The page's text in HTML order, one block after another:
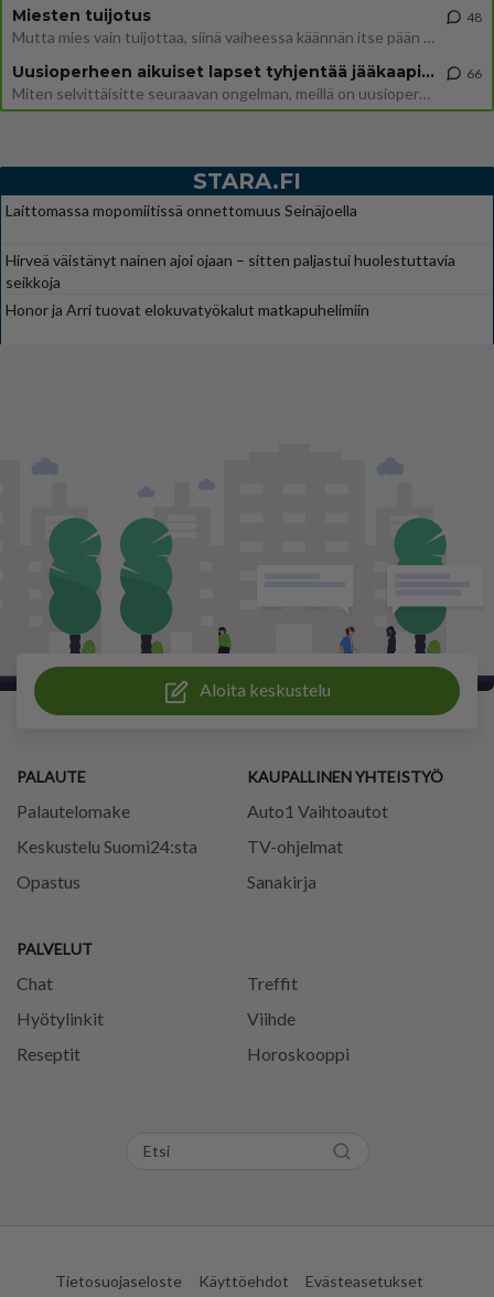
Miesten tuijotus
Mutta mies vain tuijottaa, siinä vaiheessa käännän itse pään pois. Mikä juttu? Yleensä jos joku tuijottaa tai katsoo, hä
48
Uusioperheen aikuiset lapset tyhjentää jääkaapin käydessään
Miten selvittäisitte seuraavan ongelman, meillä on uusioperhe, minulla teini-ikäiset lapset ja puolisolla aikuiset, jotk
66
STARA.FI
Laittomassa mopomiitissä onnettomuus Seinäjoella
Hirveä väistänyt nainen ajoi ojaan – sitten paljastui huolestuttavia
seikkoja
Honor ja Arri tuovat elokuvatyökalut matkapuhelimiin
Aloita keskustelu
PALAUTE
Palautelomake
Keskustelu Suomi24:sta
Opastus
PALVELUT
Chat
Treffit
Hyötylinkit
Viihde
Reseptit
Horoskooppi
KAUPALLINEN YHTEISTYÖ
Auto1 Vaihtoautot
TV-ohjelmat
Sanakirja
Tietosuojaseloste Käyttöehdot
Evästeasetukset